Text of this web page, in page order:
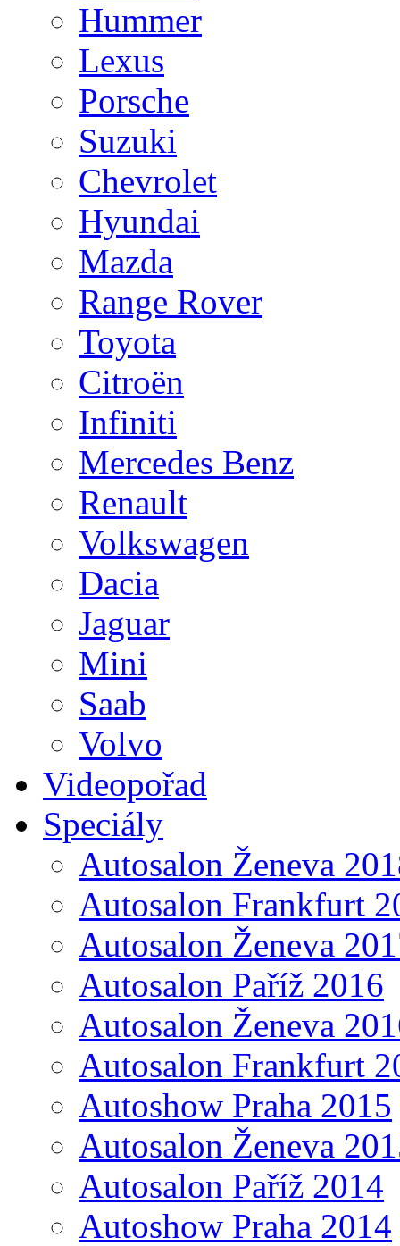
Hummer
Lexus
Porsche
Suzuki
Chevrolet
Hyundai
Mazda
Range Rover
Toyota
Citroën
Infiniti
Mercedes Benz
Renault
Volkswagen
Dacia
Jaguar
Mini
Saab
Volvo
Videopořad
Speciály
Autosalon Ženeva
Autosalon Frankfurt
Autosalon Ženeva
Autosalon Paříž 2016
Autosalon Ženeva
Autosalon Frankfurt
Autoshow Praha 2015
Autosalon Ženeva
Autosalon Paříž 2014
Autoshow Praha 2014